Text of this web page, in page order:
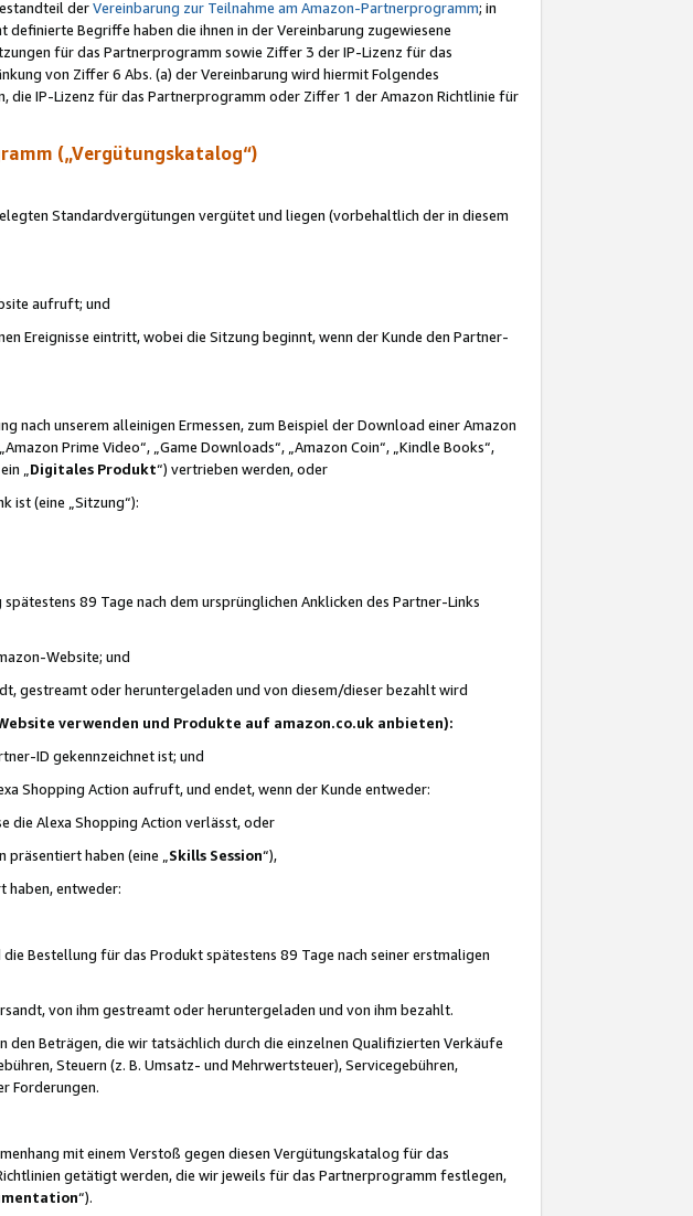
derVereinbarung zur Teilnahme am Amazon-Partnerprogramm; in
Begriffe haben die ihnen in der Vereinbarung zugewiesene
für das Partnerprogramm sowie Ziffer 3 der IP-Lizenz für das
von Ziffer 6 Abs. (a) der Vereinbarung wird hiermit Folgendes
IP-Lizenz für das Partnerprogramm oder Ziffer 1 der Amazon Richtlinie für
(„Vergütungskatalog“)
Standardvergütungen vergütet und liegen (vorbehaltlich der in diesem
aufruft; und
Ereignisse eintritt, wobei die Sitzung beginnt, wenn der Kunde den Partner-
unserem alleinigen Ermessen, zum Beispiel der Download einer Amazon
Prime Video“, „Game Downloads“, „Amazon Coin“, „Kindle Books“,
„ Digitales Produkt“) vertrieben werden, oder
ist (eine „Sitzung“):
89 Tage nach dem ursprünglichen Anklicken des Partner-Links
Website; und
gestreamt oder heruntergeladen und von diesem/dieser bezahlt wird
verwenden und Produkte auf amazon.co.uk anbieten):
ID gekennzeichnet ist; und
Shopping Action aufruft, und endet, wenn der Kunde entweder:
die Alexa Shopping Action verlässt, oder
haben (eine „ Skills Session“),
haben, entweder:
Bestellung für das Produkt spätestens 89 Tage nach seiner erstmaligen
von ihm gestreamt oder heruntergeladen und von ihm bezahlt.
den Beträgen, die wir tatsächlich durch die einzelnen Qualifizierten Verkäufe
Steuern (z. B. Umsatz- und Mehrwertsteuer), Servicegebühren,
Forderungen.
mit einem Verstoß gegen diesen Vergütungskatalog für das
getätigt werden, die wir jeweils für das Partnerprogramm festlegen,
“).